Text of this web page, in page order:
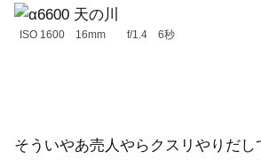
ISO 1600 16mm f/1.4 6秒
そういやあ売人やらクスリやりだし